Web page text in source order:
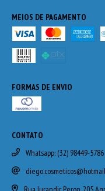
MEIOS DE PAGAMENTO
FORMAS DE ENVIO
CONTATO
Whatsapp: (32) 98449-5786